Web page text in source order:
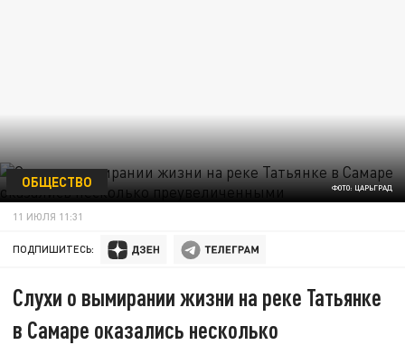
ФОТО: ЦАРЬГРАД
ОБЩЕСТВО
11 ИЮЛЯ 11:31
ПОДПИШИТЕСЬ:
Слухи о вымирании жизни на реке Татьянке
в Самаре оказались несколько